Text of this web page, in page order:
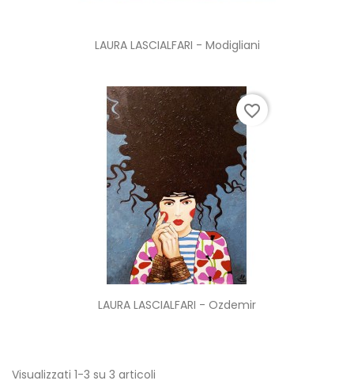
LAURA LASCIALFARI - Modigliani
LAURA LASCIALFARI - Ozdemir
favorite_border
Visualizzati 1-3 su 3 articoli